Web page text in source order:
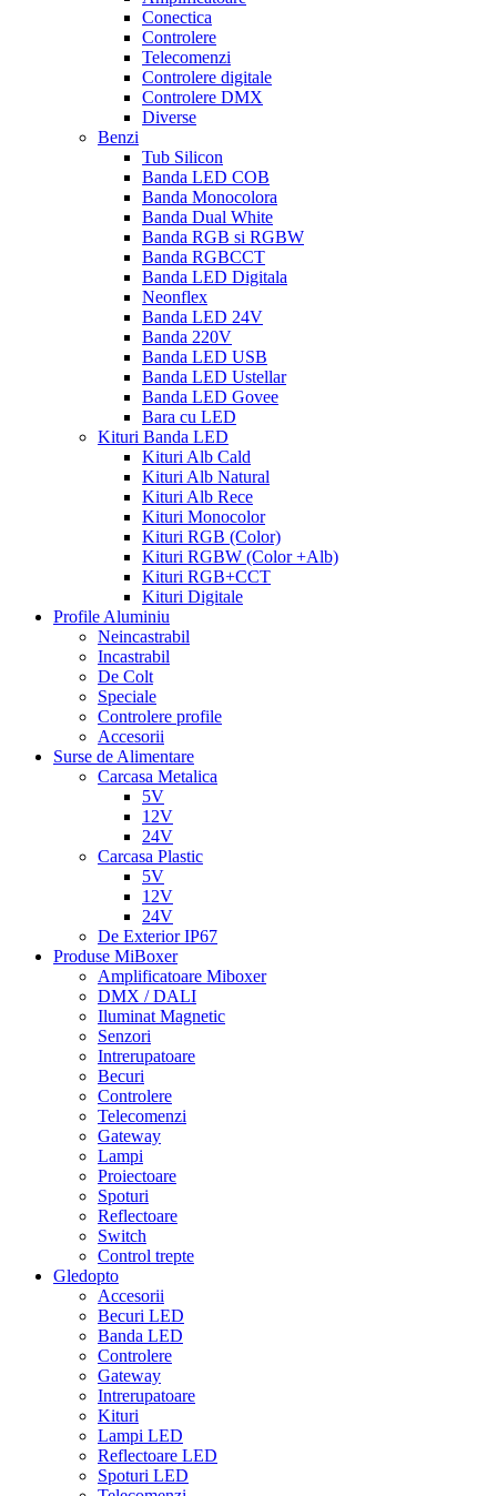
Conectica
Controlere
Telecomenzi
Controlere digitale
Controlere DMX
Diverse
Benzi
Tub Silicon
Banda LED COB
Banda Monocolora
Banda Dual White
Banda RGB si RGBW
Banda RGBCCT
Banda LED Digitala
Neonflex
Banda LED 24V
Banda 220V
Banda LED USB
Banda LED Ustellar
Banda LED Govee
Bara cu LED
Kituri Banda LED
Kituri Alb Cald
Kituri Alb Natural
Kituri Alb Rece
Kituri Monocolor
Kituri RGB (Color)
Kituri RGBW (Color +Alb)
Kituri RGB+CCT
Kituri Digitale
Profile Aluminiu
Neincastrabil
Incastrabil
De Colt
Speciale
Controlere profile
Accesorii
Surse de Alimentare
Carcasa Metalica
5V
12V
24V
Carcasa Plastic
5V
12V
24V
De Exterior IP67
Produse MiBoxer
Amplificatoare Miboxer
DMX / DALI
Iluminat Magnetic
Senzori
Intrerupatoare
Becuri
Controlere
Telecomenzi
Gateway
Lampi
Proiectoare
Spoturi
Reflectoare
Switch
Control trepte
Gledopto
Accesorii
Becuri LED
Banda LED
Controlere
Gateway
Intrerupatoare
Kituri
Lampi LED
Reflectoare LED
Spoturi LED